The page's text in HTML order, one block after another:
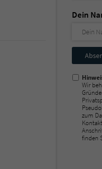
Dein
Nicht
Wir
zum
finden